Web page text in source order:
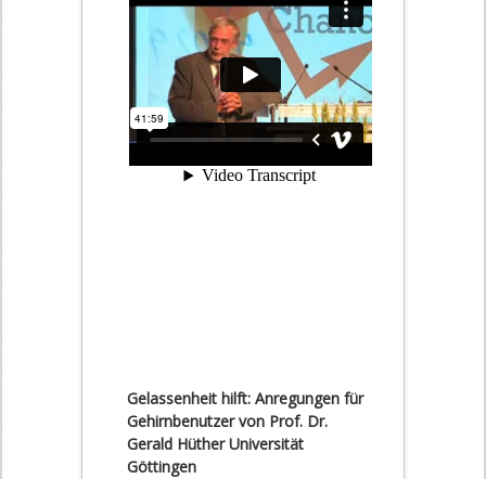
Gelassenheit hilft: Anregungen für
Gehirnbenutzer von Prof. Dr.
Gerald Hüther Universität
Göttingen